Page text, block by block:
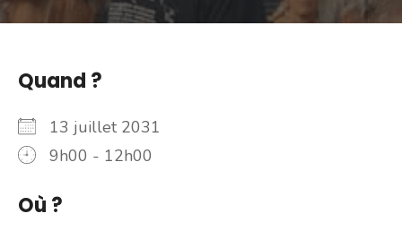
Quand ?
13 juillet 2031
9h00 - 12h00
Où ?